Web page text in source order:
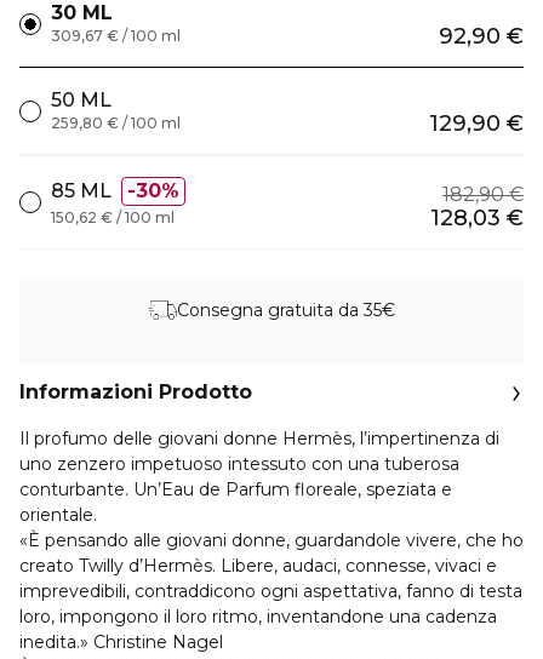
30 ML
92,90 €
309,67 € / 100 ml
50 ML
129,90 €
259,80 € / 100 ml
85 ML 30% 182,90 €
128,03 €
150,62 € / 100 ml
Consegna gratuita da 35€
Informazioni Prodotto
Il profumo delle giovani donne Hermès, l’impertinenza di
uno zenzero impetuoso intessuto con una tuberosa
conturbante. Un’Eau de Parfum floreale, speziata e
orientale.
«È pensando alle giovani donne, guardandole vivere, che ho
creato Twilly d’Hermès. Libere, audaci, connesse, vivaci e
imprevedibili, contraddicono ogni aspettativa, fanno di testa
loro, impongono il loro ritmo, inventandone una cadenza
inedita.» Christine Nagel